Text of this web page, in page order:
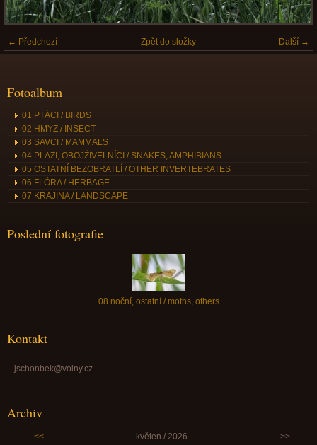
← Předchozí Další →
Zpět do složky
Fotoalbum
01 PTÁCI / BIRDS
02 HMYZ / INSECT
03 SAVCI / MAMMALS
04 PLAZI, OBOJŽIVELNÍCI / SNAKES, AMPHIBIANS
05 OSTATNÍ BEZOBRATLÍ / OTHER INVERTEBRATES
06 FLÓRA / HERBAGE
07 KRAJINA / LANDSCAPE
Poslední fotografie
08 noční, ostatní / moths, others
Kontakt
jschonbek@volny.cz
Archiv
<< květen / 2026 >>